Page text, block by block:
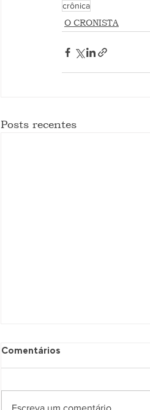
crônica
O CRONISTA
Posts recentes
Comentários